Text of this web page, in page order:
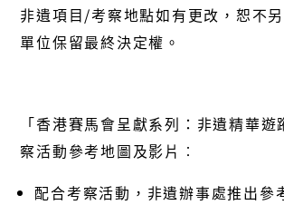
非遺項目/考察地點如有更改，恕不
單位保留最終決定權。
「香港賽馬會呈獻系列：非遺精華
察活動參考地圖及影片︰
配合考察活動，非遺辦事處推出參